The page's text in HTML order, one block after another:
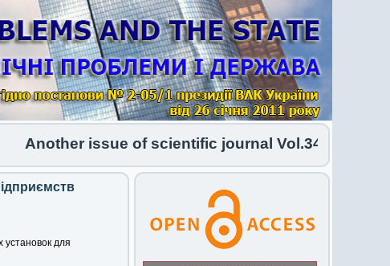
Another issue of scientific journal Vol.34 No.1 2026
установок для